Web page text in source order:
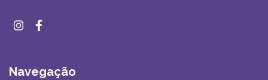
Navegação